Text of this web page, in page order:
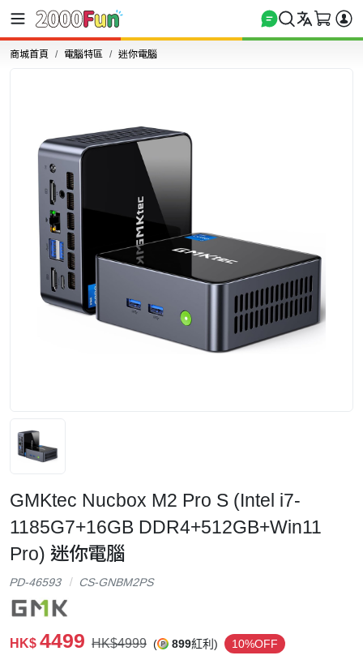
商城首頁 電腦特區 迷你電腦
GMKtec Nucbox M2 Pro S (Intel i7-
1185G7+16GB DDR4+512GB+Win11
Pro) 迷你電腦
PD-46593 CS-GNBM2PS
HK$ 4499 HK$4999 ( 899紅利) 10%OFF